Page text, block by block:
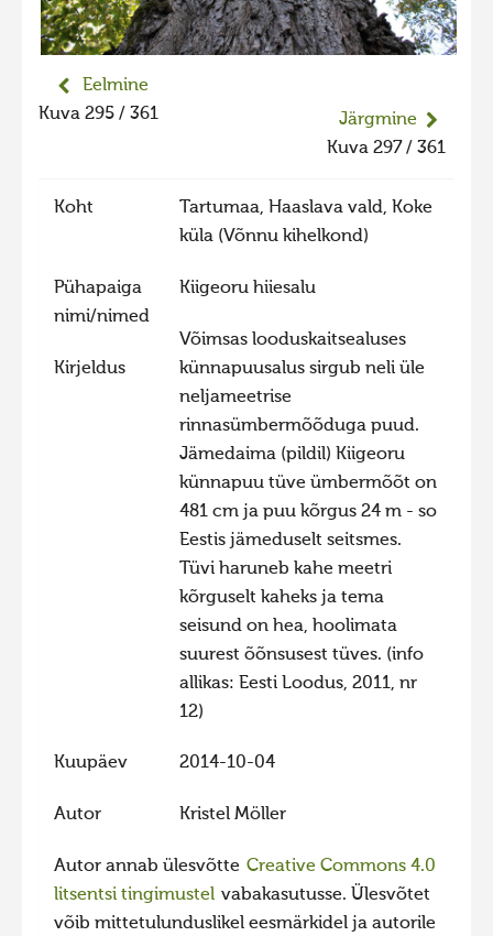
Liikuvad kuvad 2025
Hiite kuvavõistlus 2023 lisa
Hiite kuvavõistlus 2022
Hiite kuvavõistlus 2022 lisa
Liikuvad kuvad 2022
Hiite kuvavõistlus 2021
Hiite kuvavõistlus 2021 lisa
Liikuvad kuvad 2021
Hiite kuvavõistlus 2020 lisa
Liikuvad kuvad 2020
Hiite kuvavõistlus 2018
Hiite kuvavõistlus 2017
Hiite kuvavõistlus 2016
Hiite kuvavõistlus 2013
Eelmine
Kuva 295 / 361
Järgmine
Kuva 297 / 361
Koht
Tartumaa, Haaslava vald, Koke
küla (Võnnu kihelkond)
Pühapaiga
nimi/nimed
Kiigeoru hiiesalu
Kirjeldus
Võimsas looduskaitsealuses
künnapuusalus sirgub neli üle
neljameetrise
rinnasümbermõõduga puud.
Jämedaima (pildil) Kiigeoru
künnapuu tüve ümbermõõt on
481 cm ja puu kõrgus 24 m - so
Eestis jämeduselt seitsmes.
Tüvi haruneb kahe meetri
kõrguselt kaheks ja tema
seisund on hea, hoolimata
suurest õõnsusest tüves. (info
allikas: Eesti Loodus, 2011, nr
12)
Kuupäev 2014-10-04
Autor Kristel Möller
Autor annab ülesvõtte Creative Commons 4.0
litsentsi tingimustel vabakasutusse. Ülesvõtet
võib mittetulunduslikel eesmärkidel ja autorile